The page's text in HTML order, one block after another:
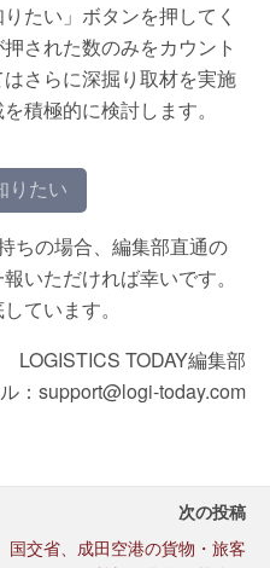
たい」ボタンを押してく
された数のみをカウント
さらに深掘り取材を実施
積極的に検討します。
りたい
ちの場合、編集部直通の
いただければ幸いです。
ています。
LOGISTICS TODAY編集部
：support@logi-today.com
次の投稿
国交省、成田空港の貨物・旅客